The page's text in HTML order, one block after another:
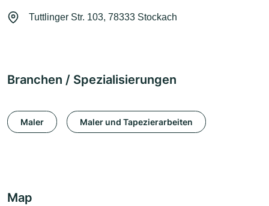
Tuttlinger Str. 103, 78333 Stockach
Branchen / Spezialisierungen
Maler Maler und Tapezierarbeiten
Map